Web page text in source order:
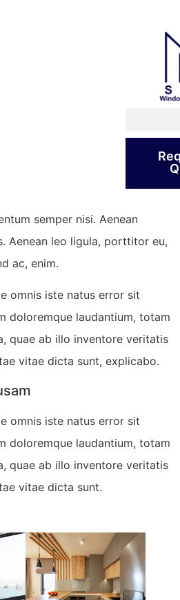
egestas nisi in consequat.
semper nisi. Aenean
Aenean leo ligula, porttitor eu,
ac, enim.
omnis iste natus error sit
doloremque laudantium, totam
quae ab illo inventore veritatis
vitae dicta sunt, explicabo.
omnis iste natus error sit
doloremque laudantium, totam
quae ab illo inventore veritatis
vitae dicta sunt.